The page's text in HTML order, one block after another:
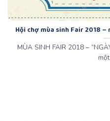
Hội chợ mùa sinh Fair 2018
MÙA SINH FAIR 2018 –